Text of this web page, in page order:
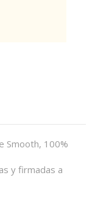
Smooth, 100%
y firmadas a